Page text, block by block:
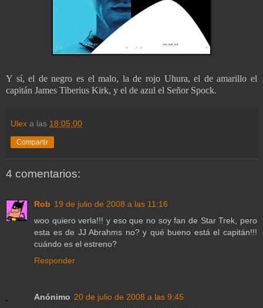
Y sí, el de negro es el malo, la de rojo Uhura, el de amarillo el
capitán James Tiberius Kirk, y el de azul el Señor Spock.
Ulex a las 18:05:00
Compartir
4 comentarios:
Rob 19 de julio de 2008 a las 11:16
woo quiero verla!!! y eso que no soy fan de Star Trek, pero
esta es de JJ Abrahms no? y qué bueno está el capitán!!!
cuándo es el estreno?
Responder
Anónimo 20 de julio de 2008 a las 9:45